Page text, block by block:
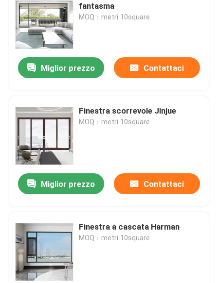
fantasma
MOQ：metri 10square
Miglior prezzo Contattaci
Finestra scorrevole Jinjue
MOQ：metri 10square
Miglior prezzo Contattaci
Finestra a cascata Harman
MOQ：metri 10square